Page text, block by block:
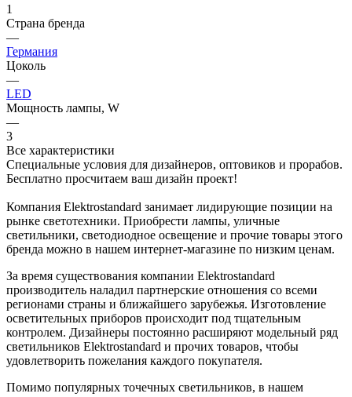
1
Страна бренда
—
Германия
Цоколь
—
LED
Мощность лампы, W
—
3
Все характеристики
Специальные условия для дизайнеров, оптовиков и прорабов.
Бесплатно просчитаем ваш дизайн проект!
Компания Elektrostandard занимает лидирующие позиции на
рынке светотехники. Приобрести лампы, уличные
светильники, светодиодное освещение и прочие товары этого
бренда можно в нашем интернет-магазине по низким ценам.
За время существования компании Elektrostandard
производитель наладил партнерские отношения со всеми
регионами страны и ближайшего зарубежья. Изготовление
осветительных приборов происходит под тщательным
контролем. Дизайнеры постоянно расширяют модельный ряд
светильников Elektrostandard и прочих товаров, чтобы
удовлетворить пожелания каждого покупателя.
Помимо популярных точечных светильников, в нашем